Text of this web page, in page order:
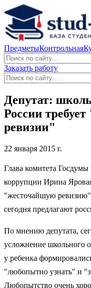
ПредметыКонтрольная
Заказать работу
Депутат:
России
ревизии"
22 января 2015 г.
Глава комитета
коррупции Ирина
"жесточайшую ревизию"
сегодня предлагают
По мнению депутата,
усложнение школьного
у ребенка
"любопытно узнать" и
Любопытство очень